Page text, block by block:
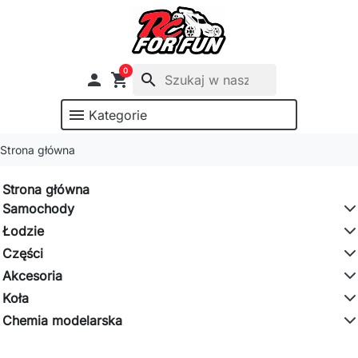
 shopping_cart
0
search
menu Kategorie
Strona główna
Strona główna
Samochody
Łodzie
Części
Akcesoria
Koła
Chemia modelarska